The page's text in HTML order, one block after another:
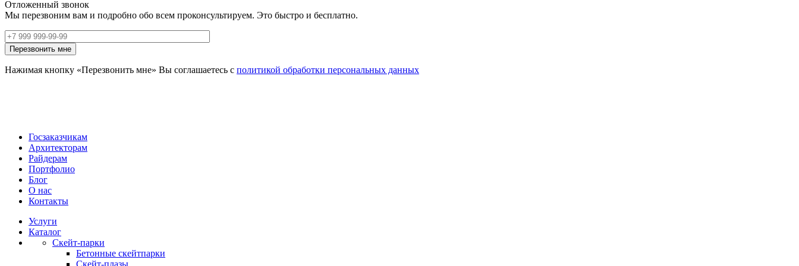
Отложенный звонок
Мы перезвоним вам и подробно обо всем проконсультируем. Это быстро и бесплатно.
Нажимая кнопку «Перезвонить мне» Вы соглашаетесь с политикой обработки персональных данных
Госзаказчикам
Архитекторам
Райдерам
Портфолио
Блог
О нас
Контакты
Услуги
Каталог
Скейт‑парки
Бетонные скейтпарки